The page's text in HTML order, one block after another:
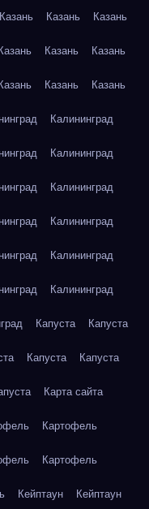
Казань Казань Казань
Казань Казань Казань
Казань Казань Казань
Калининград
Калининград
Калининград
Калининград
Калининград
Калининград
Капуста Капуста
Капуста Капуста
Карта сайта
Картофель
Картофель
Кейптаун Кейптаун